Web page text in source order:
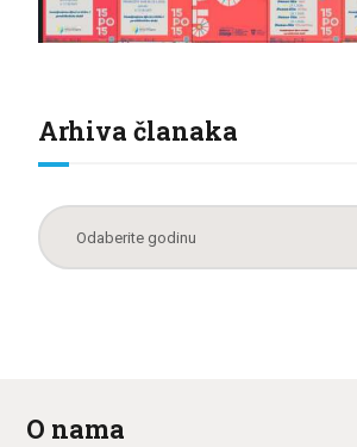
Arhiva članaka
O nama